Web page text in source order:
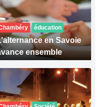
éducation
en Savoie
ensemble